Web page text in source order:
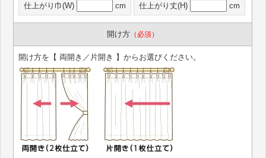
仕上がり巾(W) cm 仕上がり丈(H) cm
開け方 （必須）
開け方を【 両開き／片開き 】からお選びください。